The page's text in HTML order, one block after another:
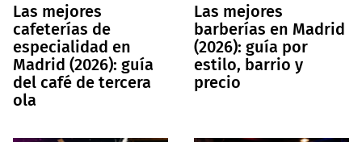
Las mejores
cafeterías de
especialidad en
Madrid (2026): guía
del café de tercera
ola
Las mejores
barberías en Madrid
(2026): guía por
estilo, barrio y
precio